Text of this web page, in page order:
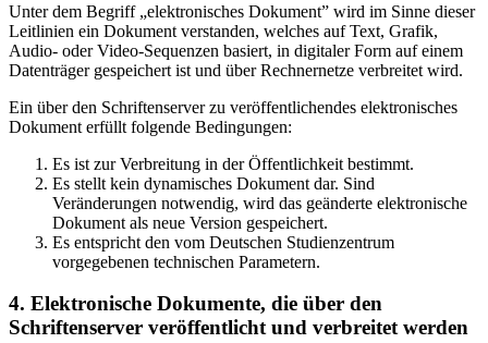
Unter dem Begriff „elektronisches Dokument” wird im Sinne dieser
Leitlinien ein Dokument verstanden, welches auf Text, Grafik,
Audio- oder Video-Sequenzen basiert, in digitaler Form auf einem
Datenträger gespeichert ist und über Rechnernetze verbreitet wird.
Ein über den Schriftenserver zu veröffentlichendes elektronisches
Dokument erfüllt folgende Bedingungen:
Es ist zur Verbreitung in der Öffentlichkeit bestimmt.
Es stellt kein dynamisches Dokument dar. Sind
Veränderungen notwendig, wird das geänderte elektronische
Dokument als neue Version gespeichert.
Es entspricht den vom Deutschen Studienzentrum
vorgegebenen technischen Parametern.
4. Elektronische Dokumente, die über den
Schriftenserver veröffentlicht und verbreitet werden